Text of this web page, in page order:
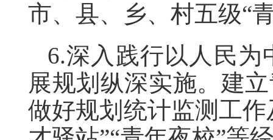
市、县、乡、村五级“
6.深入践行以人民
展规划纵深实施。建
做好规划统计监测工